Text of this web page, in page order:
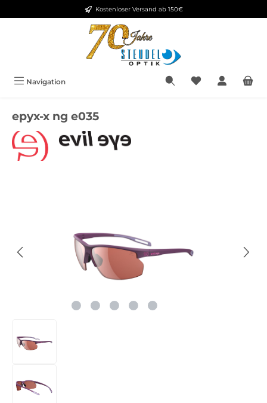
Zum Hauptinhalt springenKostenloser Versand ab 150€
Navigation
epyx-x ng e035